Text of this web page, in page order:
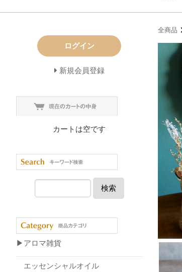
全商品
ログイン
新規会員登録
カートは空です
検索
▶アロマ雑貨
エッセンシャルオイル